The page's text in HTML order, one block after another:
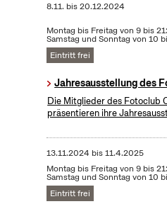
8.11. bis20.12.2024
Montag bis Freitag von 9 bis
Samstag und Sonntag von 10
Eintritt frei
Jahresausstellung des
Die Mitglieder des Fotoclub
präsentieren ihre
13.11.2024 bis11.4.2025
Montag bis Freitag von 9 bis
Samstag und Sonntag von 10
Eintritt frei